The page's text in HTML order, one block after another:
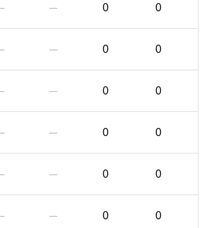
— 0 0
— 0 0
— 0 0
— 0 0
— 0 0
— 0 0